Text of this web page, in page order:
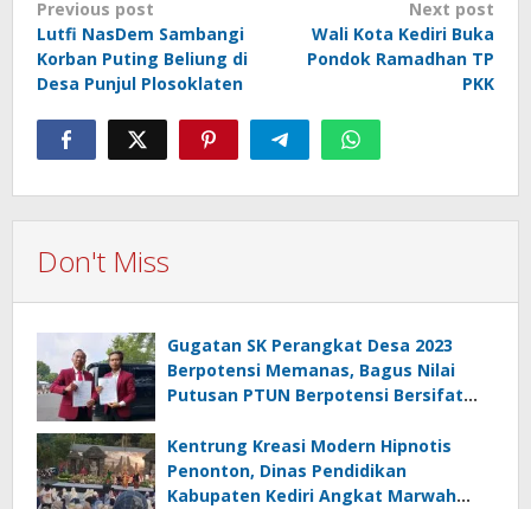
Post
navigation
Previous post
Lutfi NasDem Sambangi
Korban Puting Beliung di
Desa Punjul Plosoklaten
Next post
Wali Kota Kediri Buka
Pondok Ramadhan TP
PKK
Don't Miss
Gugatan SK Perangkat Desa 2023
Berpotensi Memanas, Bagus Nilai
Putusan PTUN Berpotensi Bersifat
Kentrung Kreasi Modern Hipnotis
Penonton, Dinas Pendidikan
Kabupaten Kediri Angkat Marwah